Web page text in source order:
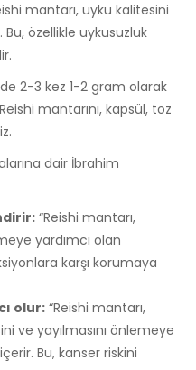
mantarı, uyku kalitesini
özellikle uykusuzluk
2-3 kez 1-2 gram olarak
mantarını, kapsül, toz
dair İbrahim
“Reishi mantarı,
yardımcı olan
karşı korumaya
olur:“Reishi mantarı,
ve yayılmasını önlemeye
Bu, kanser riskini